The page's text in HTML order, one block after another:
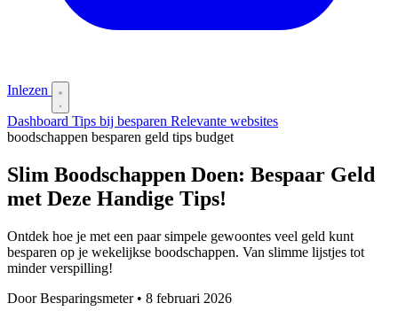
Inlezen
Dashboard Tips bij besparen Relevante websites
boodschappen besparen geld tips budget
Slim Boodschappen Doen: Bespaar Geld
met Deze Handige Tips!
Ontdek hoe je met een paar simpele gewoontes veel geld kunt
besparen op je wekelijkse boodschappen. Van slimme lijstjes tot
minder verspilling!
Door Besparingsmeter • 8 februari 2026